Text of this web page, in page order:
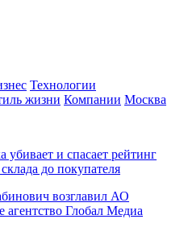
Технологии
жизни Компании Москва
убивает и спасает рейтинг
до покупателя
возглавил АО
агентство Глобал Медиа